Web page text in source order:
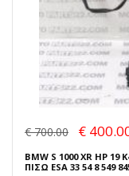
€ 700.00 €
BMW S 1000 XR HP
ΠΙΣΩ ESA 33 54 8 549